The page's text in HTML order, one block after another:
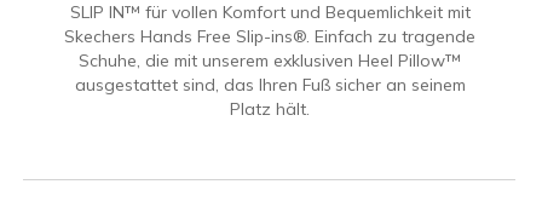
SLIP IN™ für vollen Komfort und Bequemlichkeit mit
Skechers Hands Free Slip-ins®. Einfach zu tragende
Schuhe, die mit unserem exklusiven Heel Pillow™
ausgestattet sind, das Ihren Fuß sicher an seinem
Platz hält.